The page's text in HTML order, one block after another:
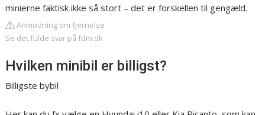
minierne faktisk ikke så stort – det er forskellen til gengæld.
Anmodning om fjernelse
Se det fulde svar på fdm.dk
Hvilken minibil er billigst?
Billigste bybil